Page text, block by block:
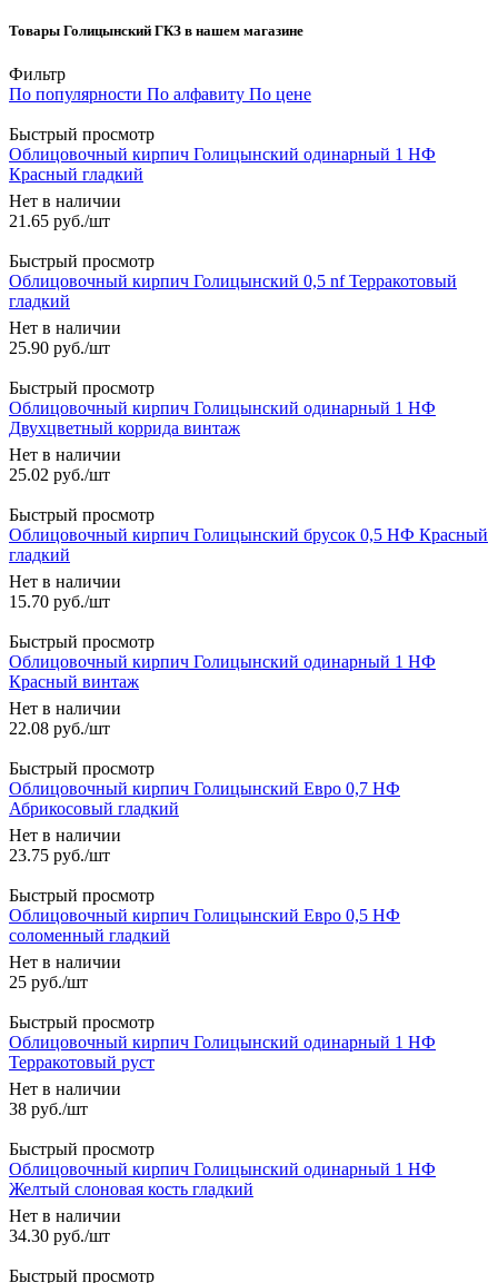
Товары Голицынский ГКЗ в нашем магазине
Фильтр
По популярности По алфавиту По цене
Быстрый просмотр
Облицовочный кирпич Голицынский одинарный 1 НФ
Красный гладкий
Нет в наличии
21.65 руб./шт
Быстрый просмотр
Облицовочный кирпич Голицынский 0,5 nf Терракотовый
гладкий
Нет в наличии
25.90 руб./шт
Быстрый просмотр
Облицовочный кирпич Голицынский одинарный 1 НФ
Двухцветный коррида винтаж
Нет в наличии
25.02 руб./шт
Быстрый просмотр
Облицовочный кирпич Голицынский брусок 0,5 НФ Красный
гладкий
Нет в наличии
15.70 руб./шт
Быстрый просмотр
Облицовочный кирпич Голицынский одинарный 1 НФ
Красный винтаж
Нет в наличии
22.08 руб./шт
Быстрый просмотр
Облицовочный кирпич Голицынский Евро 0,7 НФ
Абрикосовый гладкий
Нет в наличии
23.75 руб./шт
Быстрый просмотр
Облицовочный кирпич Голицынский Евро 0,5 НФ
соломенный гладкий
Нет в наличии
25 руб./шт
Быстрый просмотр
Облицовочный кирпич Голицынский одинарный 1 НФ
Терракотовый руст
Нет в наличии
38 руб./шт
Быстрый просмотр
Облицовочный кирпич Голицынский одинарный 1 НФ
Желтый слоновая кость гладкий
Нет в наличии
34.30 руб./шт
Быстрый просмотр